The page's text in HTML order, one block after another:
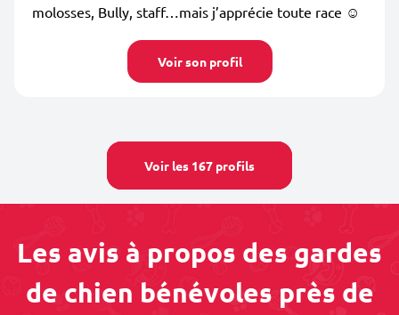
molosses, Bully, staff…mais j’apprécie toute race ☺️
Voir son profil
Voir les 167 profils
Les avis à propos des gardes
de chien bénévoles près de